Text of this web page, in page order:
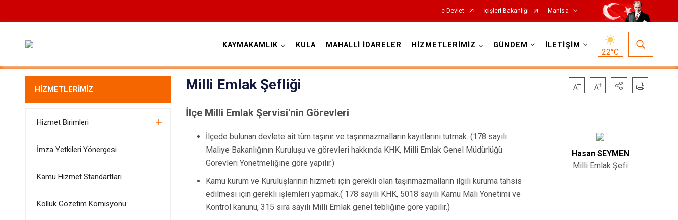
e-Devlet İçişleri Bakanlığı Manisa
Ahmetli
Demirci
Gölmarmara
KAYMAKAMLIK KULA MAHALLİ İDARELER HİZMETLERİMİZ GÜNDEM İLETİŞİM
22°C
HİZMETLERİMİZ
Hizmet Birimleri
İmza Yetkileri Yönergesi
Kamu Hizmet Standartları
Kolluk Gözetim Komisyonu
Milli Emlak Şefliği
İlçe Milli Emlak Şervisi'nin Görevleri
İlçede bulunan devlete ait tüm taşınır ve taşınmazmalların kayıtlarını tutmak. (178 sayılı
Maliye Bakanlığının Kuruluşu ve görevleri hakkında KHK, Milli Emlak Genel Müdürlüğü
Görevleri Yönetmeliğine göre yapılır.)
Kamu kurum ve Kuruluşlarının hizmeti için gerekli olan taşınmazmalların ilgili kuruma tahsis
edilmesi için gerekli işlemleri yapmak.( 178 sayılı KHK, 5018 sayılı Kamu Mali Yönetimi ve
Kontrol kanunu, 315 sıra sayılı Milli Emlak genel tebliğine göre yapılır.)
Hasan SEYMEN
Milli Emlak Şefi